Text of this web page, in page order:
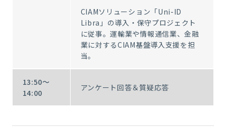
CIAMソリューション「Uni-ID
Libra」の導入・保守プロジェクト
に従事。運輸業や情報通信業、金融
業に対するCIAM基盤導入支援を担
当。
13:50～
14:00
アンケート回答＆質疑応答